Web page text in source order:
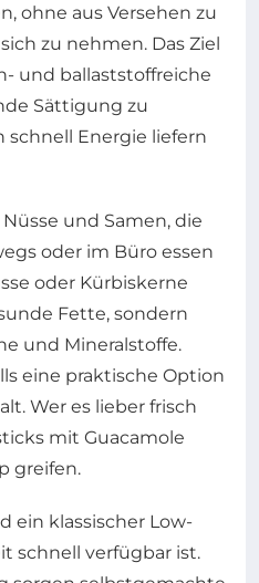
ohne aus Versehen zu
zu nehmen. Das Ziel
und ballaststoffreiche
Sättigung zu
Energie liefern
und Samen, die
oder im Büro essen
oder Kürbiskerne
Fette, sondern
und Mineralstoffe.
eine praktische Option
Wer es lieber frisch
mit Guacamole
greifen.
ein klassischer Low-
schnell verfügbar ist.